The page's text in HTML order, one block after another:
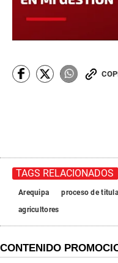
TAGS RELACIONADOS
Arequipa proceso de
agricultores